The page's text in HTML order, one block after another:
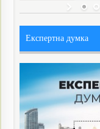
Експертна думка